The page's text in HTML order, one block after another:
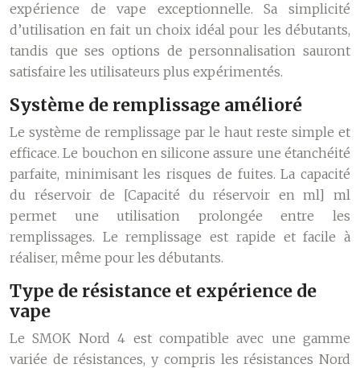
expérience de vape exceptionnelle. Sa simplicité
d’utilisation en fait un choix idéal pour les débutants,
tandis que ses options de personnalisation sauront
satisfaire les utilisateurs plus expérimentés.
Système de remplissage amélioré
Le système de remplissage par le haut reste simple et
efficace. Le bouchon en silicone assure une étanchéité
parfaite, minimisant les risques de fuites. La capacité
du réservoir de [Capacité du réservoir en ml] ml
permet une utilisation prolongée entre les
remplissages. Le remplissage est rapide et facile à
réaliser, même pour les débutants.
Type de résistance et expérience de
vape
Le SMOK Nord 4 est compatible avec une gamme
variée de résistances, y compris les résistances Nord